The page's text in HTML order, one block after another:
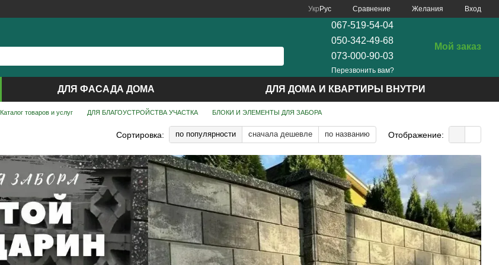
Укр Рус Сравнение Желания Вход
067-519-54-04
050-342-49-68
073-000-90-03
Перезвонить вам?
Мой заказ
ДЛЯ ФАСАДА ДОМА ДЛЯ ДОМА И КВАРТИРЫ ВНУТРИ
Каталог товаров и услуг ДЛЯ БЛАГОУСТРОЙСТВА УЧАСТКА БЛОКИ И ЭЛЕМЕНТЫ ДЛЯ ЗАБОРА
Сортировка: по популярности сначала дешевле по названию Отображение: